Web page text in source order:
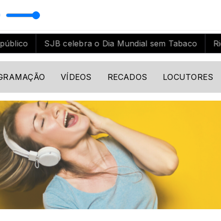
SJB celebra o Dia Mundial sem Tabaco Rio das
VÍDEOS RECADOS LOCUTORES